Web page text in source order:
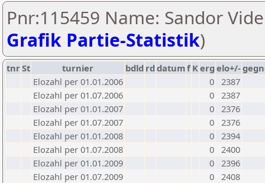
Pnr:115459 Name: Sandor
Grafik Partie-Statistik)
tnrSt turnier bdld rd datumf Kerg elo+/-
Elozahl per 01.01.2006
0 2387
Elozahl per 01.07.2006
0 2387
Elozahl per 01.01.2007
0 2376
Elozahl per 01.07.2007
0 2376
Elozahl per 01.01.2008
0 2394
Elozahl per 01.07.2008
0 2400
Elozahl per 01.01.2009
0 2396
Elozahl per 01.07.2009
0 2408